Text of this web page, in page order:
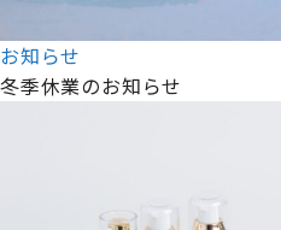
お知らせ
冬季休業のお知らせ